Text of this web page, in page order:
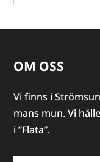
OM OSS
Vi finns i
mans mun. Vi
i ”Flata”.